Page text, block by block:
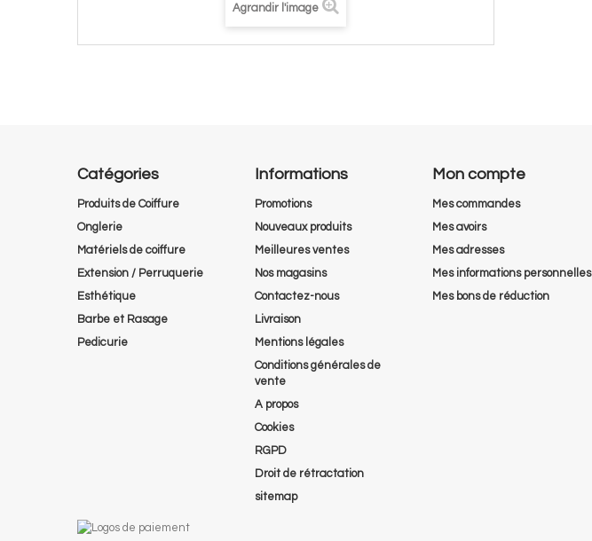
Agrandir l'image
Catégories
Produits de Coiffure
Onglerie
Matériels de coiffure
Extension / Perruquerie
Esthétique
Barbe et Rasage
Pedicurie
Informations
Promotions
Nouveaux produits
Meilleures ventes
Nos magasins
Contactez-nous
Livraison
Mentions légales
Conditions générales de
vente
A propos
Cookies
RGPD
Droit de rétractation
sitemap
Mon compte
Mes commandes
Mes avoirs
Mes adresses
Mes informations personnelles
Mes bons de réduction